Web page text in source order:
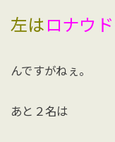
左は ロナウド
んですがねぇ。
あと２名は